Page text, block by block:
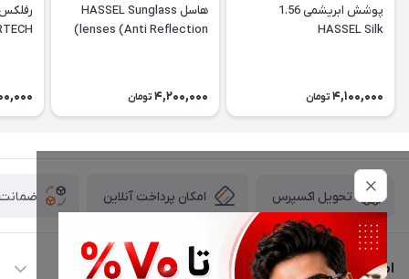
پوشش ابریشمی 1.56
HASSEL Silk
4,100,000 تومان
هاسل HASSEL Sunglass
lenses (Anti Reflection)
4,200,000 تومان
تحویل اکسپرس امکان پرداخت آنلاین ضمانت
اطلاعات تماس